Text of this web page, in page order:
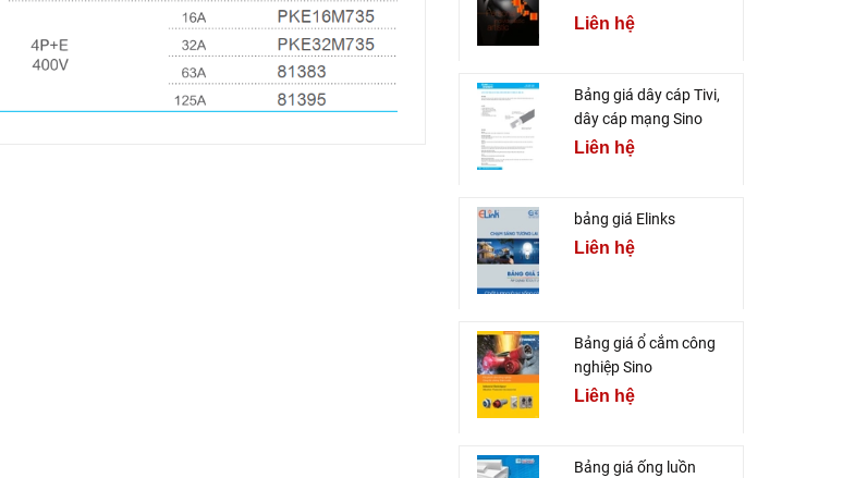
Liên hệ
Bảng giá dây cáp Tivi,
dây cáp mạng Sino
Liên hệ
bảng giá Elinks
Liên hệ
Bảng giá ổ cắm công
nghiệp Sino
Liên hệ
Bảng giá ống luồn